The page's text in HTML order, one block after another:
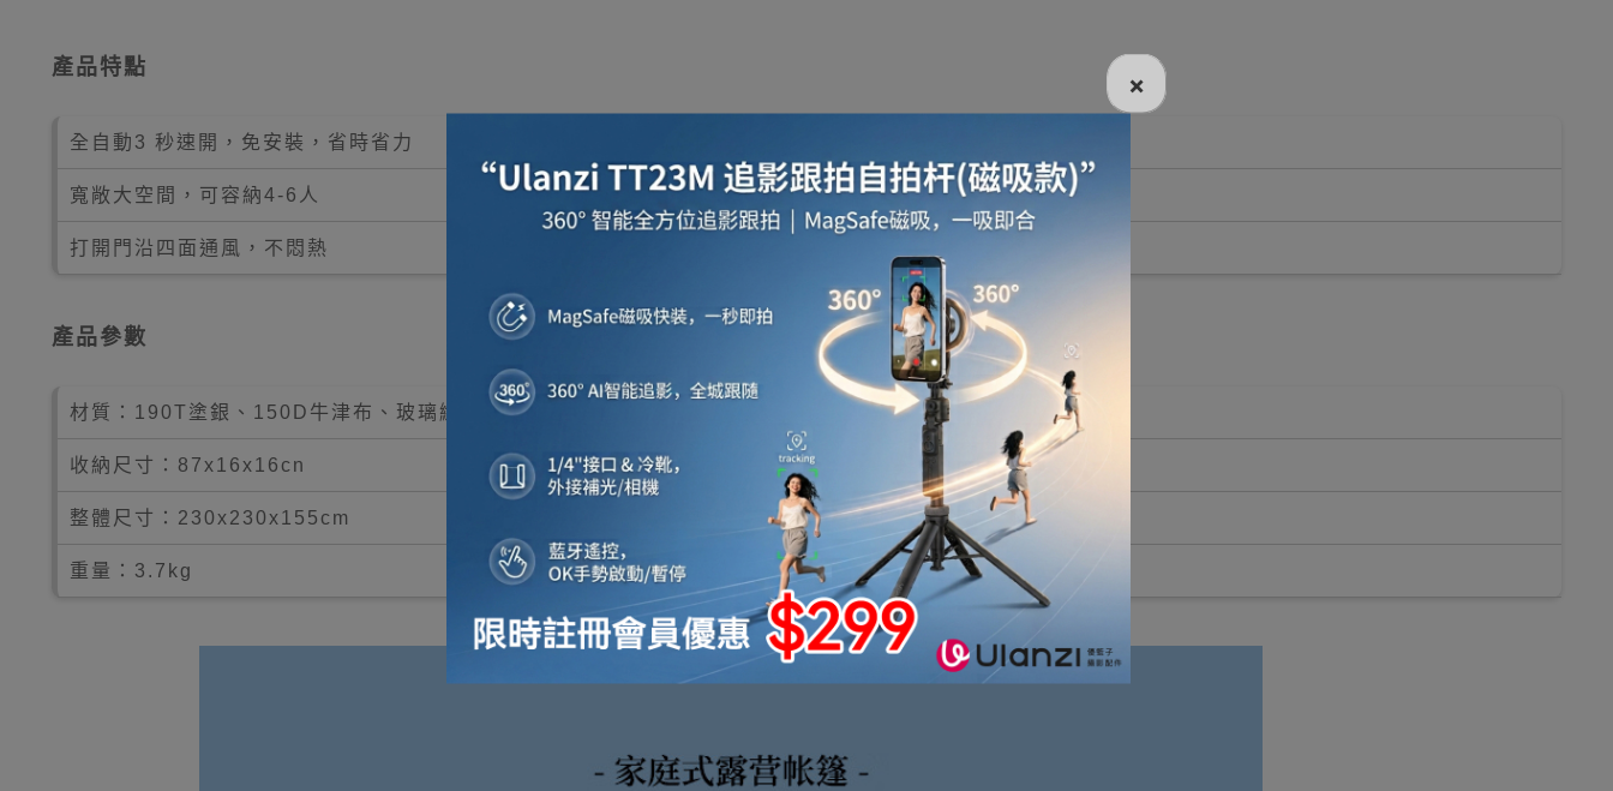
產品特點
全自動3 秒速開，免安裝，省時省力
寬敞大空間，可容納4-6人
打開門沿四面通風，不悶熱
產品參數
材質：190T塗銀、150D牛津布、玻璃纖維杆
收納尺寸：87x16x16cn
整體尺寸：230x230x155cm
重量：3.7kg
×